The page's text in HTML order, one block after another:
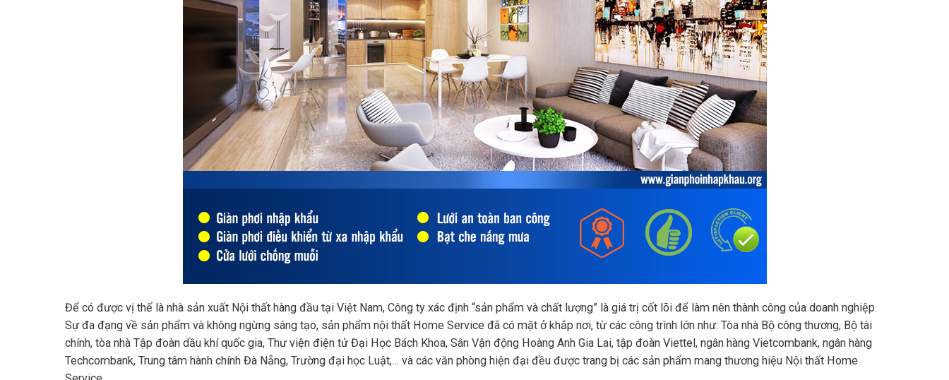
Để có được vị thế là nhà sản xuất Nội thất hàng đầu tại Việt Nam, Công ty xác định “sản phẩm và chất lượng” là giá trị cốt lõi để làm nên thành công của doanh nghiệp.
Sự đa đạng về sản phẩm và không ngừng sáng tạo, sản phẩm nội thất Home Service đã có mặt ở khắp nơi, từ các công trình lớn như: Tòa nhà Bộ công thương, Bộ tài
chính, tòa nhà Tập đoàn dầu khí quốc gia, Thư viện điện tử Đại Học Bách Khoa, Sân Vận động Hoàng Anh Gia Lai, tập đoàn Viettel, ngân hàng Vietcombank, ngân hàng
Techcombank, Trung tâm hành chính Đà Nẵng, Trường đại học Luật,… và các văn phòng hiện đại đều được trang bị các sản phẩm mang thương hiệu Nội thất Home